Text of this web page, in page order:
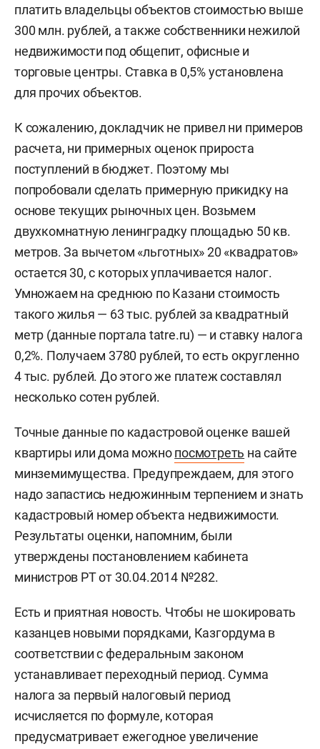
платить владельцы объектов стоимостью выше
300 млн. рублей, а также собственники нежилой
недвижимости под общепит, офисные и
торговые центры. Ставка в 0,5% установлена
для прочих объектов.
К сожалению, докладчик не привел ни примеров
расчета, ни примерных оценок прироста
поступлений в бюджет. Поэтому мы
попробовали сделать примерную прикидку на
основе текущих рыночных цен. Возьмем
двухкомнатную ленинградку площадью 50 кв.
метров. За вычетом «льготных» 20 «квадратов»
остается 30, с которых уплачивается налог.
Умножаем на среднюю по Казани стоимость
такого жилья — 63 тыс. рублей за квадратный
метр (данные портала tatre.ru) — и ставку налога
0,2%. Получаем 3780 рублей, то есть округленно
4 тыс. рублей. До этого же платеж составлял
несколько сотен рублей.
Точные данные по кадастровой оценке вашей
квартиры или дома можнопосмотреть на сайте
минземимущества. Предупреждаем, для этого
надо запастись недюжинным терпением и знать
кадастровый номер объекта недвижимости.
Результаты оценки, напомним, были
утверждены постановлением кабинета
министров РТ от 30.04.2014 №282.
Есть и приятная новость. Чтобы не шокировать
казанцев новыми порядками, Казгордума в
соответствии с федеральным законом
устанавливает переходный период. Сумма
налога за первый налоговый период
исчисляется по формуле, которая
предусматривает ежегодное увеличение